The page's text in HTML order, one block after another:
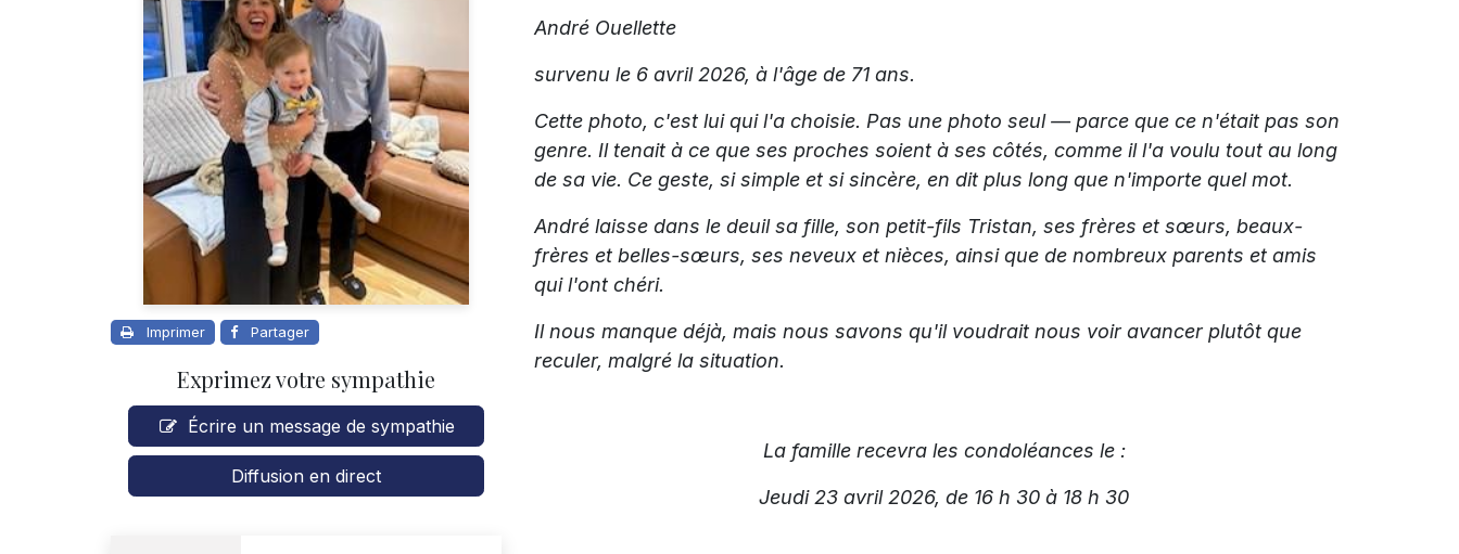
Imprimer Partager
Exprimez votre sympathie
Écrire un message de sympathie
Diffusion en direct
André Ouellette
survenu le 6 avril 2026, à l'âge de 71 ans.
Cette photo, c'est lui qui l'a choisie. Pas une photo seul — parce que ce n'était pas son
genre. Il tenait à ce que ses proches soient à ses côtés, comme il l'a voulu tout au long
de sa vie. Ce geste, si simple et si sincère, en dit plus long que n'importe quel mot.
André laisse dans le deuil sa fille, son petit-fils Tristan, ses frères et sœurs, beaux-
frères et belles-sœurs, ses neveux et nièces, ainsi que de nombreux parents et amis
qui l'ont chéri.
Il nous manque déjà, mais nous savons qu'il voudrait nous voir avancer plutôt que
reculer, malgré la situation.
La famille recevra les condoléances le :
Jeudi 23 avril 2026, de 16 h 30 à 18 h 30